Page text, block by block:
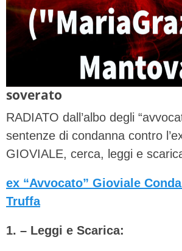
soverato
RADIATO dall’albo degli
sentenze di condanna contro
GIOVIALE, cerca, leggi e
ex “Avvocato” Gioviale
Truffa
1. – Leggi e Scarica: